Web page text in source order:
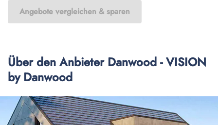
Angebote vergleichen & sparen
Über den Anbieter Danwood - VISION
by Danwood